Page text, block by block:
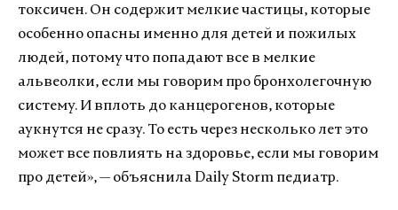
токсичен. Он содержит мелкие частицы, которые
особенно опасны именно для детей и пожилых
людей, потому что попадают все в мелкие
альвеолки, если мы говорим про бронхолегочную
систему. И вплоть до канцерогенов, которые
аукнутся не сразу. То есть через несколько лет это
может все повлиять на здоровье, если мы говорим
про детей», — объяснила Daily Storm педиатр.